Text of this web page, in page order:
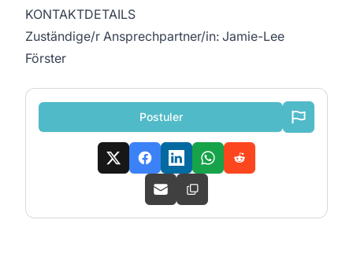
KONTAKTDETAILS
Zuständige/r Ansprechpartner/in: Jamie-Lee
Förster
Postuler